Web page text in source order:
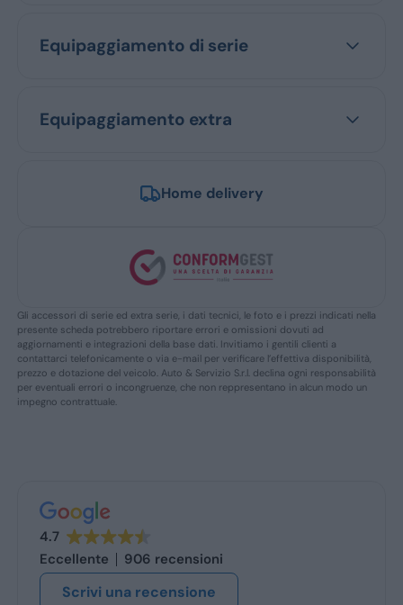
Equipaggiamento di serie
Equipaggiamento extra
Home delivery
Gli accessori di serie ed extra serie, i dati tecnici, le foto e i prezzi indicati nella
presente scheda potrebbero riportare errori e omissioni dovuti ad
aggiornamenti e integrazioni della base dati. Invitiamo i gentili clienti a
contattarci telefonicamente o via e-mail per verificare l’effettiva disponibilità,
prezzo e dotazione del veicolo. Auto & Servizio S.r.l. declina ogni responsabilità
per eventuali errori o incongruenze, che non reppresentano in alcun modo un
impegno contrattuale.
4.7
Eccellente
906 recensioni
Scrivi una recensione